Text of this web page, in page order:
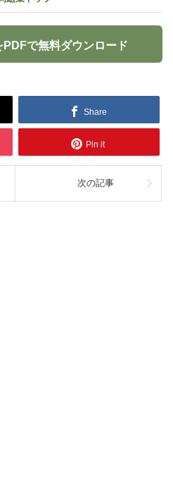
PDFで無料ダウンロード
Share
Pin it
次の記事